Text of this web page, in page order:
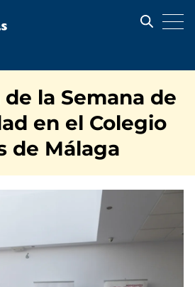
de la Semana de
en el Colegio
de Málaga